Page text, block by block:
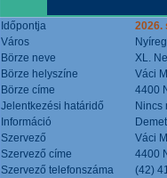
Időpontja
2026.
Város
Börze neve
XL.
Börze helyszíne
Váci
Börze címe
4400
Jelentkezési határidő
Nincs
Információ
Szervező
Váci
Szervező címe
4400
Szervező telefonszáma
(42)